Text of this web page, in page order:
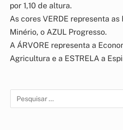
por 1,10 de altura.
As cores VERDE representa as
Minério, o AZUL Progresso.
A ÁRVORE representa a
Agricultura e a ESTRELA a